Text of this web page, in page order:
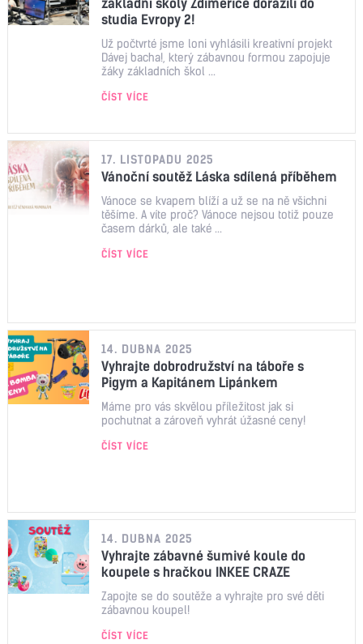
základní školy Zdiměřice dorazili do
studia Evropy 2!
Už počtvrté jsme loni vyhlásili kreativní projekt
Dávej bacha!, který zábavnou formou zapojuje
žáky základních škol ...
ČÍST VÍCE
17. LISTOPADU 2025
Vánoční soutěž Láska sdílená příběhem
Vánoce se kvapem blíží a už se na ně všichni
těšíme. A víte proč? Vánoce nejsou totiž pouze
časem dárků, ale také ...
ČÍST VÍCE
14. DUBNA 2025
Vyhrajte dobrodružství na táboře s
Pigym a Kapitánem Lipánkem
Máme pro vás skvělou příležitost jak si
pochutnat a zároveň vyhrát úžasné ceny!
ČÍST VÍCE
14. DUBNA 2025
Vyhrajte zábavné šumivé koule do
koupele s hračkou INKEE CRAZE
Zapojte se do soutěže a vyhrajte pro své děti
zábavnou koupel!
ČÍST VÍCE